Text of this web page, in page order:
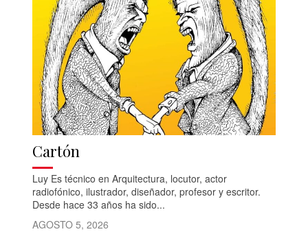
Cartón
Luy Es técnico en Arquitectura, locutor, actor
radiofónico, ilustrador, diseñador, profesor y escritor.
Desde hace 33 años ha sido...
AGOSTO 5, 2026